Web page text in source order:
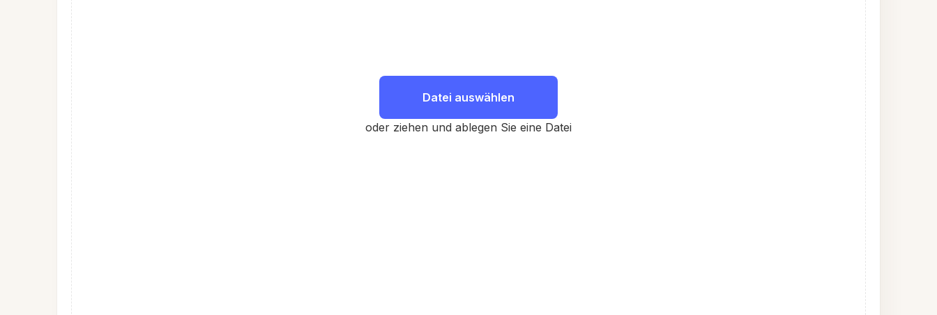
Datei auswählen
oder ziehen und ablegen Sie eine Datei